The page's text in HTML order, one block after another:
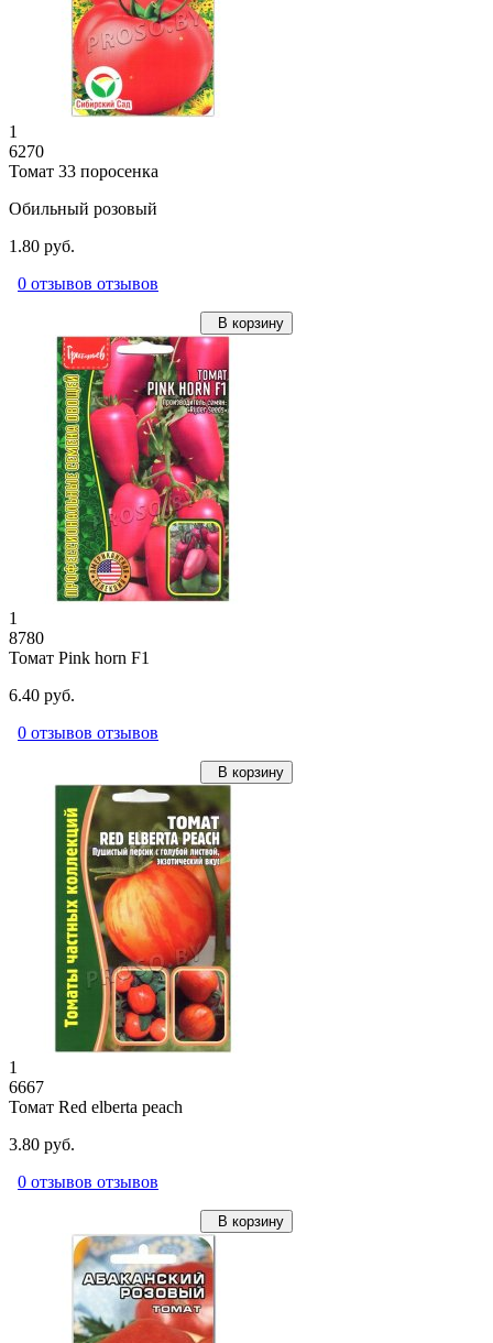
1
6270
Томат 33 поросенка
Обильный розовый
1.80 руб.
0 отзывов отзывов
В корзину
1
8780
Томат Pink horn F1
6.40 руб.
0 отзывов отзывов
В корзину
1
6667
Томат Red elberta peach
3.80 руб.
0 отзывов отзывов
В корзину